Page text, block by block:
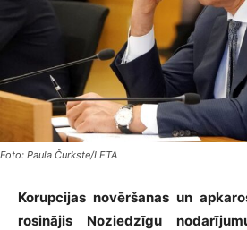
Foto: Paula Čurkste/LETA
Korupcijas novēršanas un
rosinājis Noziedzīgu